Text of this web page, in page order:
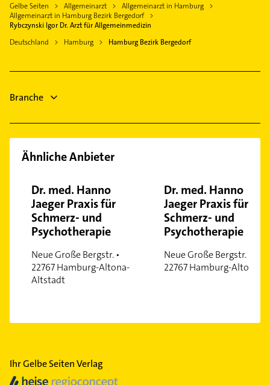
Winsen (Luhe)
Schwarzenbek
Seevetal
Heizung & Sanitär
Lüftungsanlagen
Heizungsbauer
Dachdecker
Gelbe Seiten Allgemeinarzt
Allgemeinarzt in Hamburg
Allgemeinarzt in Hamburg Bezirk Bergedorf
Rybczynski Igor Dr. Arzt für Allgemeinmedizin
Deutschland
Hamburg Hamburg Bezirk Bergedorf
Branche
Ähnliche Anbieter
Dr. med. Hanno
Jaeger Praxis für
Schmerz- und
Psychotherapie
Neue Große Bergstr. •
22767 Hamburg-Altona-
Altstadt
Dr. med. Hanno
Jaeger Praxis für
Schmerz- und
Psychotherapie
Neue Große Bergstr. •
22767 Hamburg-Altona
Ihr Gelbe Seiten Verlag